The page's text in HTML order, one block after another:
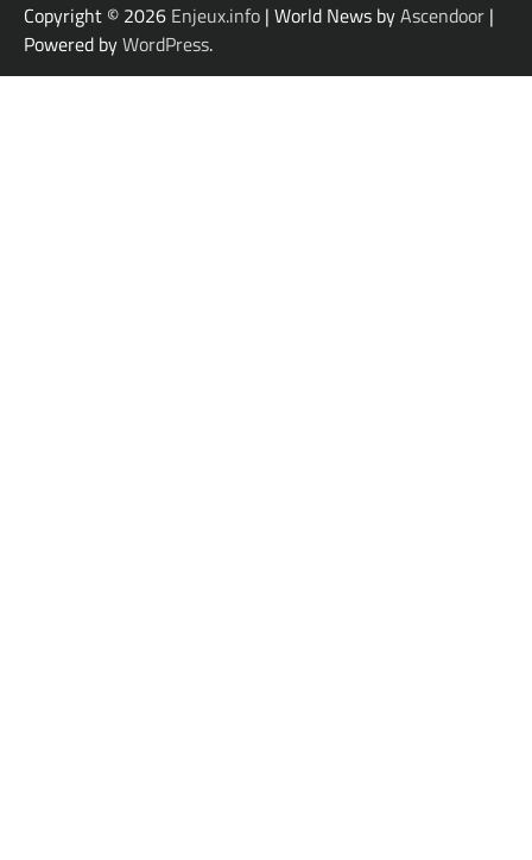
Copyright © 2026 Enjeux.info | World News byAscendoor |
Powered byWordPress.